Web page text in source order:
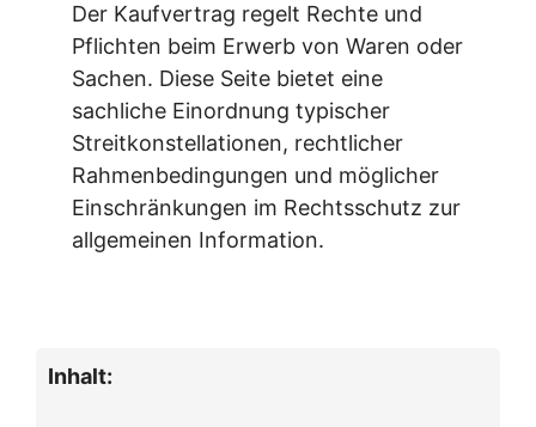
Der Kaufvertrag regelt Rechte und
Pflichten beim Erwerb von Waren oder
Sachen. Diese Seite bietet eine
sachliche Einordnung typischer
Streitkonstellationen, rechtlicher
Rahmenbedingungen und möglicher
Einschränkungen im Rechtsschutz zur
allgemeinen Information.
Inhalt: